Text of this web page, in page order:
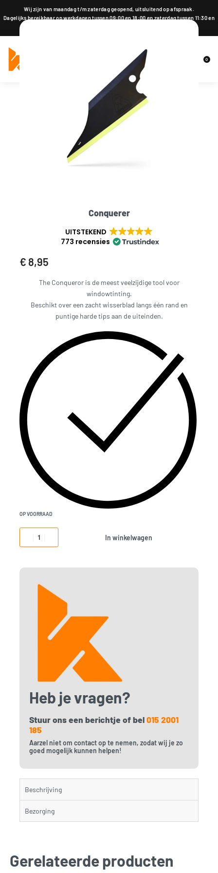
Wij zijn van maandag t/m zaterdag geopend, uitsluitend op afspraak.
Dagelijks bereikbaar op werkdagen tussen 09:00 en 18:00 en zaterdag tussen 11:30 en
0
Conquerer
UITSTEKEND
773 recensies
€ 8,95
The Conqueror is de meest veelzijdige tool voor
windowtinting.
Beschikt over een zacht wisserblad langs één rand en
puntige harde tips aan de uiteinden.
OP VOORRAAD
In winkelwagen
Heb je vragen?
Stuur ons een berichtje of bel015 2001
185
Aarzel niet om contact op te nemen, zodat wij je zo
goed mogelijk kunnen helpen!
Beschrijving
Bezorging
Gerelateerde producten